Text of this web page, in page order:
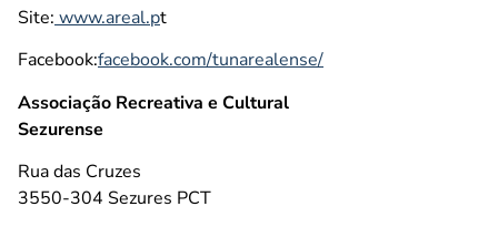
Site: www.areal.pt
Facebook:facebook.com/tunarealense/
Associação Recreativa e Cultural
Sezurense
Rua das Cruzes
3550-304 Sezures PCT